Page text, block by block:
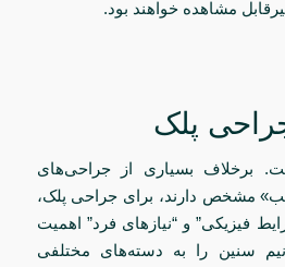
مشاهده خواهند بود.
پلک
برخلاف بسیاری از جراحی‌های
مشخص دارند، برای جراحی پلک،
فیزیکی” و “نیازهای فرد” اهمیت
سنین را به دسته‌های مختلفی